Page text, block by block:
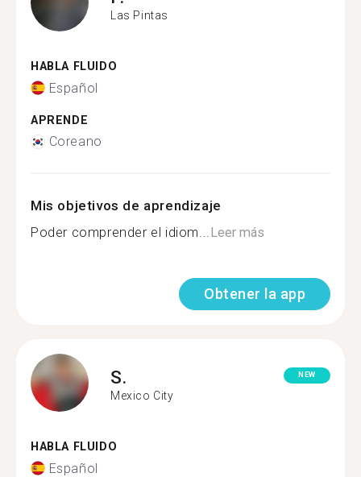
Las Pintas
HABLA FLUIDO
Español
APRENDE
Coreano
Mis objetivos de aprendizaje
Poder comprender el idiom...Leer más
Obtener la app
S.
Mexico City
NEW
HABLA FLUIDO
Español